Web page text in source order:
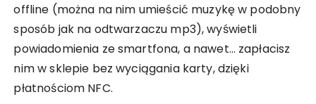
offline (można na nim umieścić muzykę w podobny
sposób jak na odtwarzaczu mp3), wyświetli
powiadomienia ze smartfona, a nawet… zapłacisz
nim w sklepie bez wyciągania karty, dzięki
płatnościom NFC.